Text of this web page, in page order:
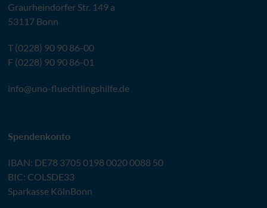
Graurheindorfer Str. 149 a
53117 Bonn
T (0228) 90 90 86-00
F (0228) 90 90 86-01
info@uno-fluechtlingshilfe.de
Spendenkonto
IBAN: DE78 3705 0198 0020 0088 50
BIC: COLSDE33
Sparkasse KölnBonn